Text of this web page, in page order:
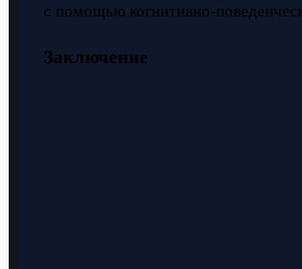
с помощью когнитивно-
Заключение